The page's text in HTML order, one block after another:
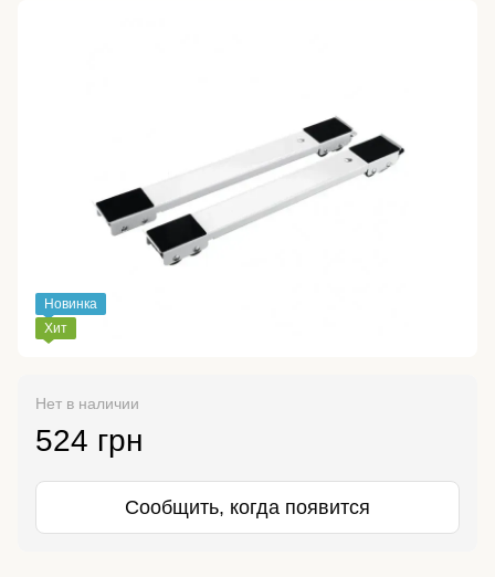
Новинка
Хит
Нет в наличии
524 грн
Сообщить, когда появится